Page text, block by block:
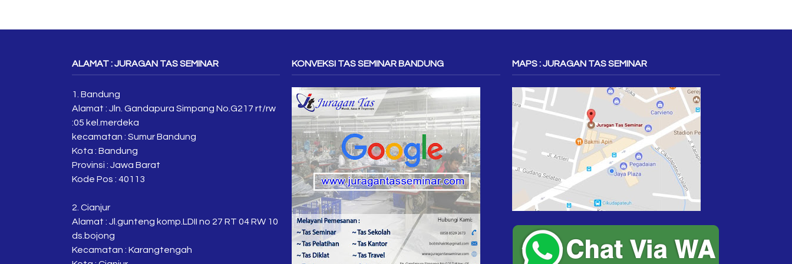
ALAMAT : JURAGAN TAS SEMINAR
1. Bandung
Alamat : Jln. Gandapura Simpang No.G217 rt/rw
:05 kel.merdeka
kecamatan : Sumur Bandung
Kota : Bandung
Provinsi : Jawa Barat
Kode Pos : 40113
2. Cianjur
Alamat : Jl.gunteng komp.LDII no 27 RT 04 RW 10
ds.bojong
Kecamatan : Karangtengah
KONVEKSI TAS SEMINAR BANDUNG MAPS : JURAGAN TAS SEMINAR